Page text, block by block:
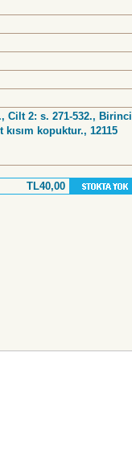
Cilt 2: s. 271-532., Birinci
kısım kopuktur., 12115
TL40,00